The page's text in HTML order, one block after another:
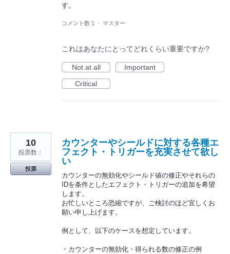
す。
コメント数 1 · マスター
これはあなたにとってどれくらい重要ですか?
Not at all
Important
Critical
カウンターやシールドに対する各種エ
フェクト・トリガーを充実させて欲し
い
カウンターの無効化やシールド値の修正やそれらの
IDを条件としたエフェクト・トリガーの追加を希望
します。
お忙しいところ恐縮ですが、ご検討のほど宜しくお
願い申し上げます。
例として、以下のケースを想定しています。
・カウンターの無効化・得られる数の修正の例
10
投票数：
投票